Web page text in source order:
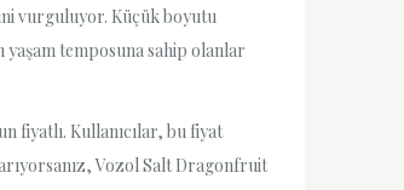
vurguluyor. Küçük boyutu
yaşam temposuna sahip olanlar
fiyatlı. Kullanıcılar, bu fiyat
Vozol Salt Dragonfruit